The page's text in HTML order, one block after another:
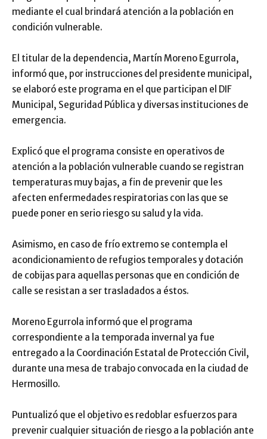
mediante el cual brindará atención a la población en
condición vulnerable.
El titular de la dependencia, Martín Moreno Egurrola,
informó que, por instrucciones del presidente municipal,
se elaboró este programa en el que participan el DIF
Municipal, Seguridad Pública y diversas instituciones de
emergencia.
Explicó que el programa consiste en operativos de
atención a la población vulnerable cuando se registran
temperaturas muy bajas, a fin de prevenir que les
afecten enfermedades respiratorias con las que se
puede poner en serio riesgo su salud y la vida.
Asimismo, en caso de frío extremo se contempla el
acondicionamiento de refugios temporales y dotación
de cobijas para aquellas personas que en condición de
calle se resistan a ser trasladados a éstos.
Moreno Egurrola informó que el programa
correspondiente a la temporada invernal ya fue
entregado a la Coordinación Estatal de Protección Civil,
durante una mesa de trabajo convocada en la ciudad de
Hermosillo.
Puntualizó que el objetivo es redoblar esfuerzos para
prevenir cualquier situación de riesgo a la población ante